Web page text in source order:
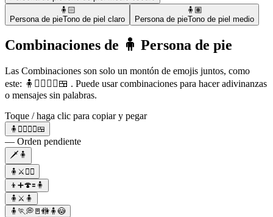
🧍🏻
Persona de pieTono de piel claro
🧍🏽
Persona de pieTono de piel medio
Combinaciones de 🧍 Persona de pie
Las Combinaciones son solo un montón de emojis juntos, como
este: 🧍🧍‍♂️🧍‍♀️🍱 . Puede usar combinaciones para hacer adivinanzas
o mensajes sin palabras.
Toque / haga clic para copiar y pegar
🧍🧍‍♂️🧍‍♀️🍱
— Orden pendiente
🗡️🧍
🧍⚔️🧟‍♂️
👦➕🍄🟰🧍
🧍⚔️🧍
🧍🏃💭🚪🚻🧍😳